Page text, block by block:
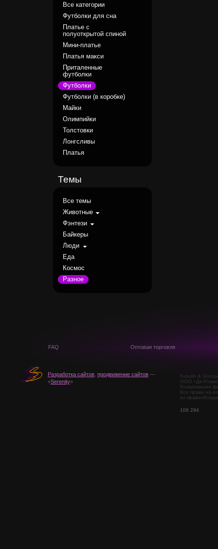
Все категории
Футболки для сна
Платье с
полуоткрытой спиной
Мини-платье
Платья макси
Приталенные
футболки
Футболки
Футболки (в коробке)
Майки
Олимпийки
Толстовки
Лонгсливы
Платья
Темы
Все темы
Животные
Фэнтези
Байкеры
Люди
Еда
Космос
Разное
FAQ Оптовая торговля
Разработка сайтов, продвижение сайтов—
«Serenity»
Kutush &
ООО «Де-
Копирование
Все права на
их
106 294